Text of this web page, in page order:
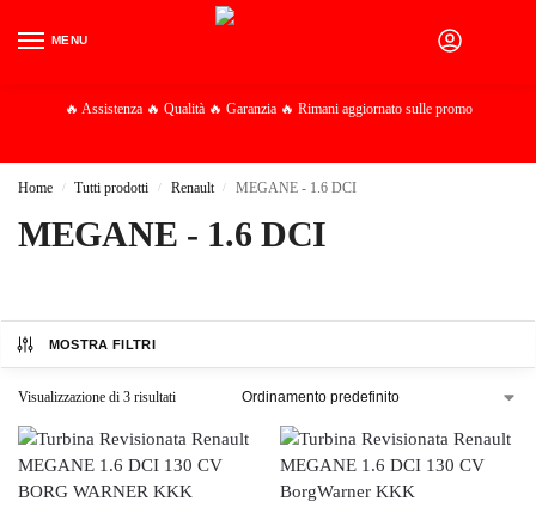
MENU
🔥 Assistenza 🔥 Qualità 🔥 Garanzia 🔥 Rimani aggiornato sulle promo
Home / Tutti prodotti / Renault / MEGANE - 1.6 DCI
MEGANE - 1.6 DCI
MOSTRA FILTRI
Visualizzazione di 3 risultati